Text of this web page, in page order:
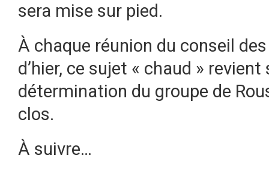
sera mise sur pied.
À chaque réunion du conseil
d’hier, ce sujet « chaud »
détermination du groupe de
clos.
À suivre…